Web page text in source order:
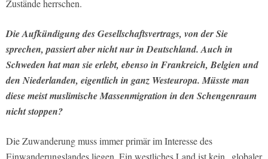
Zustände herrschen.
Die Aufkündigung des Gesellschaftsvertrags, von der Sie
sprechen, passiert aber nicht nur in Deutschland. Auch in
Schweden hat man sie erlebt, ebenso in Frankreich, Belgien und
den Niederlanden, eigentlich in ganz Westeuropa. Müsste man
diese meist muslimische Massenmigration in den Schengenraum
nicht stoppen?
Die Zuwanderung muss immer primär im Interesse des
Einwanderungslandes liegen. Ein westliches Land ist kein „globaler